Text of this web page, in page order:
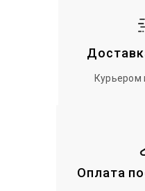
Курьером
Оплата